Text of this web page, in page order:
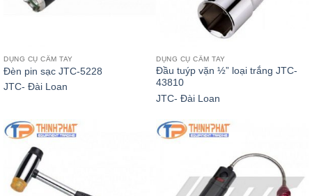
DỤNG CỤ CẦM TAY
Đèn pin sạc JTC-5228
JTC- Đài Loan
DỤNG CỤ CẦM TAY
Đầu tuýp vặn ½” loại trắng JTC-
43810
JTC- Đài Loan